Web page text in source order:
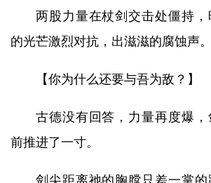
两股力量在杖剑交击处僵持
的光芒激烈对抗，出滋滋的腐蚀声。
【你为什么还要与吾为敌？】
古德没有回答，力量再度爆，
前推进了一寸。
剑尖距离祂的胸膛只差一掌